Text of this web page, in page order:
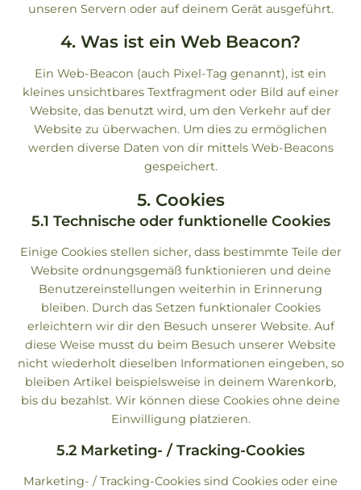
unseren Servern oder auf deinem Gerät ausgeführt.
4. Was ist ein Web Beacon?
Ein Web-Beacon (auch Pixel-Tag genannt), ist ein
kleines unsichtbares Textfragment oder Bild auf einer
Website, das benutzt wird, um den Verkehr auf der
Website zu überwachen. Um dies zu ermöglichen
werden diverse Daten von dir mittels Web-Beacons
gespeichert.
5. Cookies
5.1 Technische oder funktionelle Cookies
Einige Cookies stellen sicher, dass bestimmte Teile der
Website ordnungsgemäß funktionieren und deine
Benutzereinstellungen weiterhin in Erinnerung
bleiben. Durch das Setzen funktionaler Cookies
erleichtern wir dir den Besuch unserer Website. Auf
diese Weise musst du beim Besuch unserer Website
nicht wiederholt dieselben Informationen eingeben, so
bleiben Artikel beispielsweise in deinem Warenkorb,
bis du bezahlst. Wir können diese Cookies ohne deine
Einwilligung platzieren.
5.2 Marketing- / Tracking-Cookies
Marketing- / Tracking-Cookies sind Cookies oder eine